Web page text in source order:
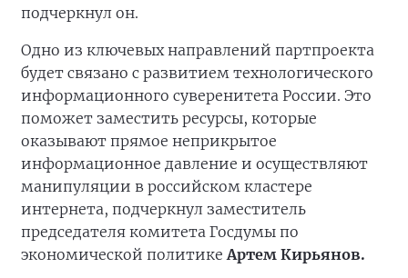
подчеркнул он.
Одно из ключевых направлений партпроекта
будет связано с развитием технологического
информационного суверенитета России. Это
поможет заместить ресурсы, которые
оказывают прямое неприкрытое
информационное давление и осуществляют
манипуляции в российском кластере
интернета, подчеркнул заместитель
председателя комитета Госдумы по
экономической политикеАртем Кирьянов.